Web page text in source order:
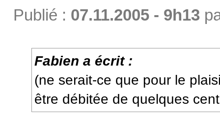
Publié : 07.11.2005 - 9h13
Fabien a écrit :
(ne serait-ce que pour le
être débitée de quelques